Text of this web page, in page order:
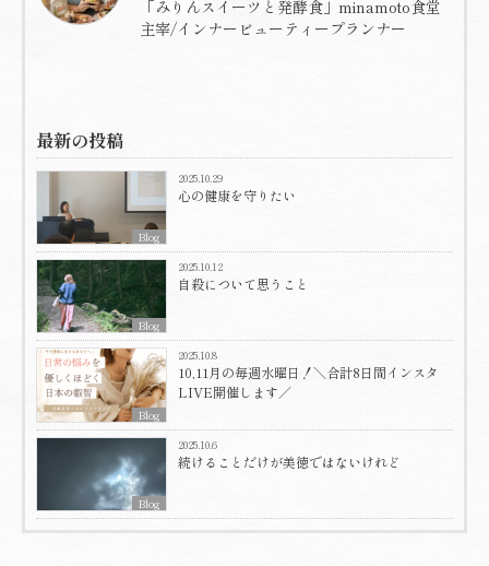
「みりんスイーツと発酵食」minamoto食堂
主宰/インナービューティープランナー
最新の投稿
Blog
2025.10.29
心の健康を守りたい
Blog
2025.10.12
自殺について思うこと
Blog
2025.10.8
10,11月の毎週水曜日！＼合計8日間インスタ
LIVE開催します／
Blog
2025.10.6
続けることだけが美徳ではないけれど